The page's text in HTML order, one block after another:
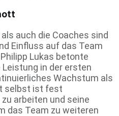
auch die Coaches sind
Einfluss auf das Team
Lukas betonte
in der ersten
Wachstum als
selbst ist fest
arbeiten und seine
das Team zu weiteren